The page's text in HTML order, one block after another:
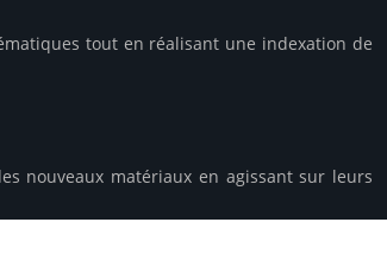
tout en réalisant une indexation de
nouveaux matériaux en agissant sur leurs